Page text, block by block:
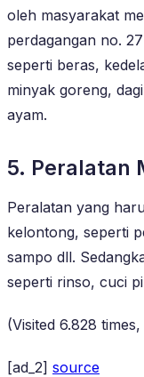
oleh masyarakat
perdagangan no.
seperti beras,
minyak goreng,
ayam.
5. Peralatan
Peralatan yang
kelontong, seperti
sampo dll.
seperti rinso, cuci
(Visited 6.828
[ad_2] source